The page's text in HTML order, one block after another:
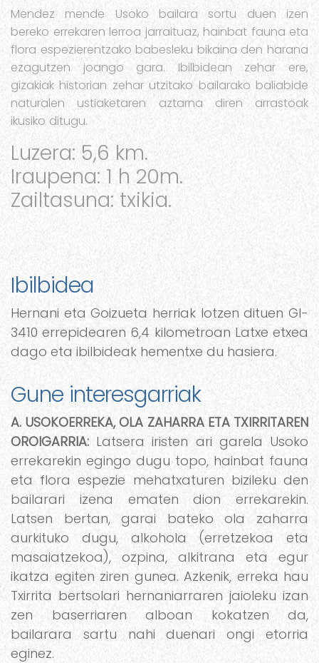
Mendez mende Usoko bailara sortu duen izen
bereko errekaren lerroa jarraituaz, hainbat fauna eta
flora espezierentzako babesleku bikaina den harana
ezagutzen joango gara. Ibilbidean zehar ere,
gizakiak historian zehar utzitako bailarako baliabide
naturalen ustiaketaren aztarna diren arrastoak
ikusiko ditugu.
Luzera: 5,6 km.
Iraupena: 1 h 20m.
Zailtasuna: txikia.
Ibilbidea
Hernani eta Goizueta herriak lotzen dituen GI-
3410 errepidearen 6,4 kilometroan Latxe etxea
dago eta ibilbideak hementxe du hasiera.
Gune interesgarriak
A. USOKOERREKA, OLA ZAHARRA ETA TXIRRITAREN
OROIGARRIA: Latsera iristen ari garela Usoko
errekarekin egingo dugu topo, hainbat fauna
eta flora espezie mehatxaturen bizileku den
bailarari izena ematen dion errekarekin.
Latsen bertan, garai bateko ola zaharra
aurkituko dugu, alkohola (erretzekoa eta
masaiatzekoa), ozpina, alkitrana eta egur
ikatza egiten ziren gunea. Azkenik, erreka hau
Txirrita bertsolari hernaniarraren jaioleku izan
zen baserriaren alboan kokatzen da,
bailarara sartu nahi duenari ongi etorria
eginez.